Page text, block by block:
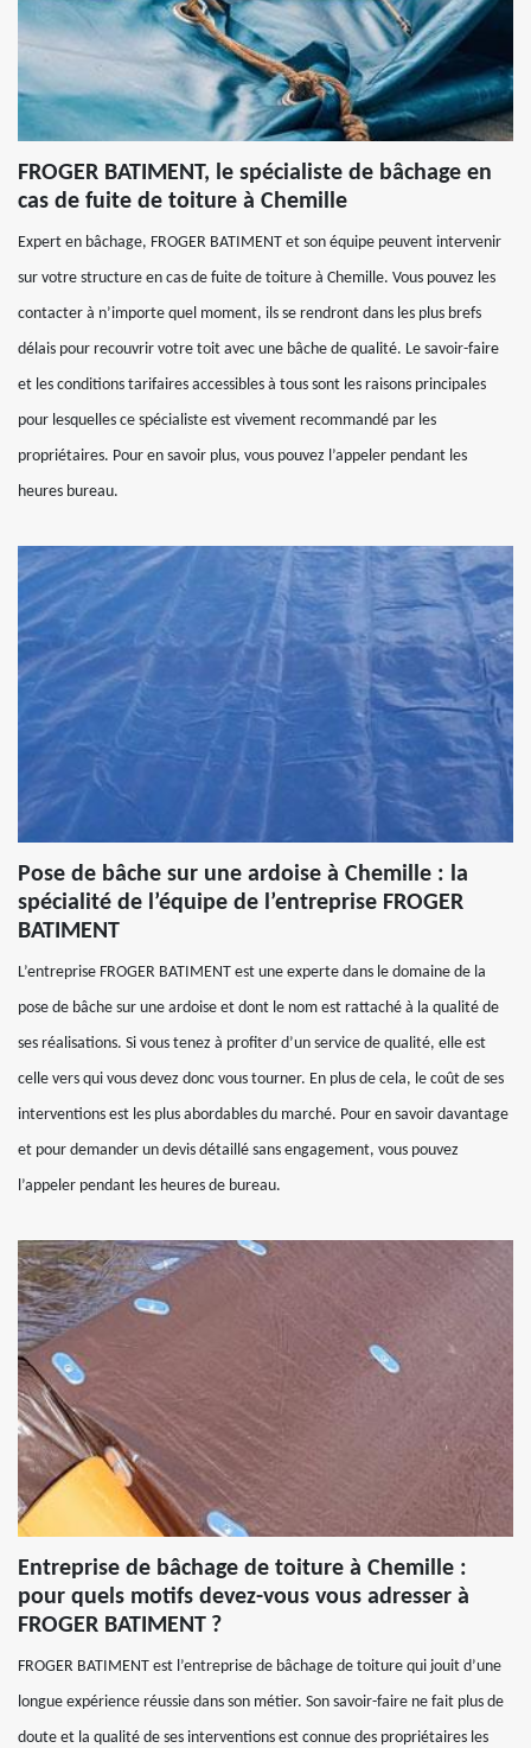
FROGER BATIMENT, le spécialiste de bâchage en
cas de fuite de toiture à Chemille
Expert en bâchage, FROGER BATIMENT et son équipe peuvent intervenir
sur votre structure en cas de fuite de toiture à Chemille. Vous pouvez les
contacter à n’importe quel moment, ils se rendront dans les plus brefs
délais pour recouvrir votre toit avec une bâche de qualité. Le savoir-faire
et les conditions tarifaires accessibles à tous sont les raisons principales
pour lesquelles ce spécialiste est vivement recommandé par les
propriétaires. Pour en savoir plus, vous pouvez l’appeler pendant les
heures bureau.
Pose de bâche sur une ardoise à Chemille : la
spécialité de l’équipe de l’entreprise FROGER
BATIMENT
L’entreprise FROGER BATIMENT est une experte dans le domaine de la
pose de bâche sur une ardoise et dont le nom est rattaché à la qualité de
ses réalisations. Si vous tenez à profiter d’un service de qualité, elle est
celle vers qui vous devez donc vous tourner. En plus de cela, le coût de ses
interventions est les plus abordables du marché. Pour en savoir davantage
et pour demander un devis détaillé sans engagement, vous pouvez
l’appeler pendant les heures de bureau.
Entreprise de bâchage de toiture à Chemille :
pour quels motifs devez-vous vous adresser à
FROGER BATIMENT ?
FROGER BATIMENT est l’entreprise de bâchage de toiture qui jouit d’une
longue expérience réussie dans son métier. Son savoir-faire ne fait plus de
doute et la qualité de ses interventions est connue des propriétaires les